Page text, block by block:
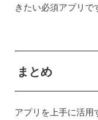
きたい必須アプリで
まとめ
アプリを上手に活用